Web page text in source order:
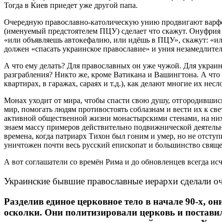
Тогда в Киев приедет уже другой папа.
Очередную православно-католическую унию продвигают
(именуемый предстоятелем ПЦУ) сделает что скажут.
«или объявляешь автокефалию, или идёшь в ПЦУ», скажут:
должен «спасать украинское православие» и уния
А что ему делать? Для православных он уже чужой. Для
разграбления? Никто же, кроме Ватикана и Вашингтона. А
квартирах, в гаражах, сараях и т.д.), как делают многие их
Монах уходит от мира, чтобы спасти свою душу,
мир, помогать людям противостоять соблазнам и вести их к
активной общественной жизни монастырскими стенами, на
знаем массу примеров действительно подвижнической
времена, когда патриарх Тихон был гоним и умер, но не
уничтожен почти весь русский епископат и большинство
А вот соглашатели со времён Рима и до обновленцев всегда
Украинские бывшие православные иерархи сделали
Разделив единое церковное тело в начале 90-х,
осколки. Они политизировали церковь и